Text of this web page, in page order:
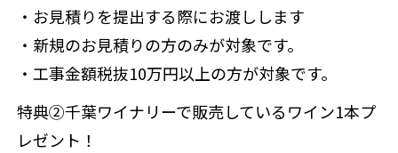
・お見積りを提出する際にお渡しします
・新規のお見積りの方のみが対象です。
・工事金額税抜10万円以上の方が対象です。
特典②千葉ワイナリーで販売しているワイン1本プ
レゼント！